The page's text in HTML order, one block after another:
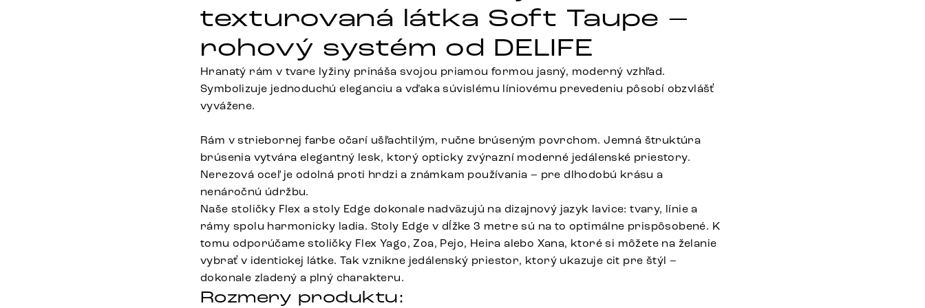
texturovaná látka Soft Taupe –
rohový systém od DELIFE
Hranatý rám v tvare lyžiny prináša svojou priamou formou jasný, moderný vzhľad.
Symbolizuje jednoduchú eleganciu a vďaka súvislému líniovému prevedeniu pôsobí obzvlášť
vyvážene.
Rám v striebornej farbe očarí ušľachtilým, ručne brúseným povrchom. Jemná štruktúra
brúsenia vytvára elegantný lesk, ktorý opticky zvýrazní moderné jedálenské priestory.
Nerezová oceľ je odolná proti hrdzi a známkam používania – pre dlhodobú krásu a
nenáročnú údržbu.
Naše stoličky Flex a stoly Edge dokonale nadväzujú na dizajnový jazyk lavice: tvary, línie a
rámy spolu harmonicky ladia. Stoly Edge v dĺžke 3 metre sú na to optimálne prispôsobené. K
tomu odporúčame stoličky Flex Yago, Zoa, Pejo, Heira alebo Xana, ktoré si môžete na želanie
vybrať v identickej látke. Tak vznikne jedálenský priestor, ktorý ukazuje cit pre štýl –
dokonale zladený a plný charakteru.
Rozmery produktu: